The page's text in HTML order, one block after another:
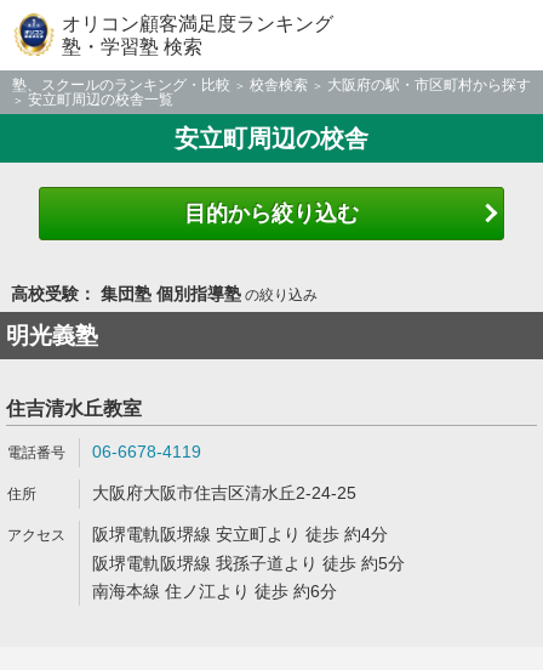
オリコン顧客満足度ランキング
塾・学習塾 検索
塾、スクールのランキング・比較 校舎検索
大阪府の駅・市区町村から探す
安立町周辺の校舎一覧
安立町周辺の校舎
目的から絞り込む
高校受験： 集団塾 個別指導塾の絞り込み
明光義塾
住吉清水丘教室
06-6678-4119
大阪府大阪市住吉区清水丘2-24-25
阪堺電軌阪堺線 安立町より 徒歩 約4分
阪堺電軌阪堺線 我孫子道より 徒歩 約5分
南海本線 住ノ江より 徒歩 約6分